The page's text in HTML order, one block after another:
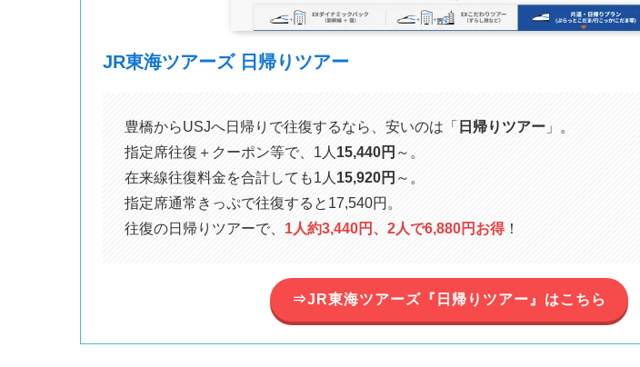
JR東海ツアーズ 日帰りツアー
豊橋からUSJへ日帰りで往復するなら、安いのは「 日帰りツアー 」。
指定席往復＋クーポン等で、1人 15,440円 ～。
在来線往復料金を合計しても1人 15,920円 ～。
指定席通常きっぷで往復すると17,540円。
往復の日帰りツアーで、 1人約3,440円、2人で6,880円お得！
⇒JR東海ツアーズ『日帰りツアー』はこちら